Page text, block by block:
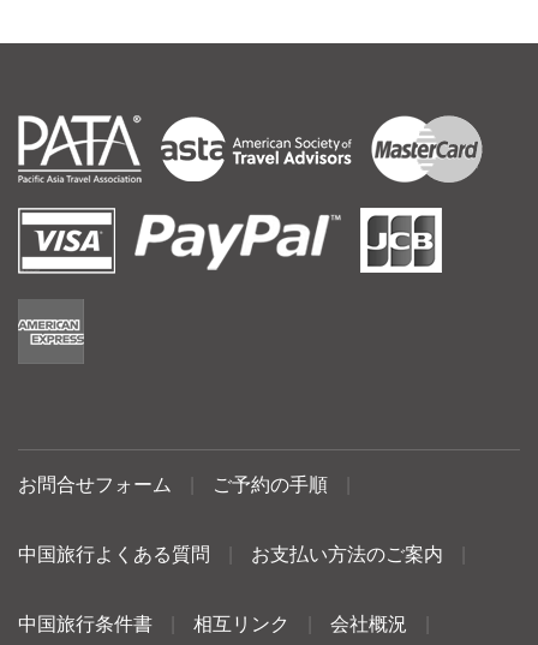
お問合せフォーム ご予約の手順
中国旅行よくある質問 お支払い方法のご案内
中国旅行条件書 相互リンク 会社概況